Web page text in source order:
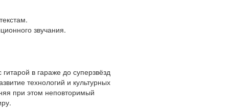
звучания.
в гараже до суперзвёзд
технологий и культурных
при этом неповторимый